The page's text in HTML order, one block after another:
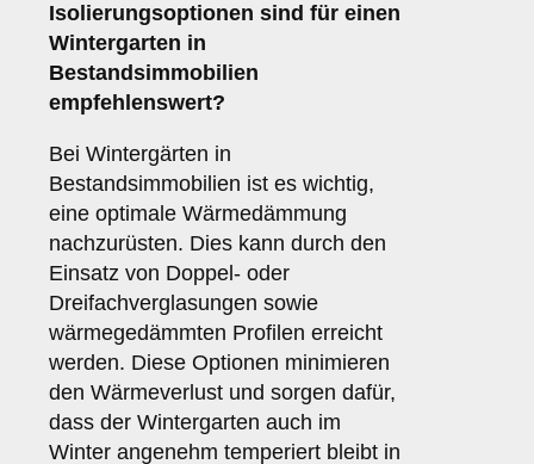
Isolierungsoptionen sind für einen
Wintergarten in
Bestandsimmobilien
empfehlenswert?
Bei Wintergärten in
Bestandsimmobilien ist es wichtig,
eine optimale Wärmedämmung
nachzurüsten. Dies kann durch den
Einsatz von Doppel- oder
Dreifachverglasungen sowie
wärmegedämmten Profilen erreicht
werden. Diese Optionen minimieren
den Wärmeverlust und sorgen dafür,
dass der Wintergarten auch im
Winter angenehm temperiert bleibt in